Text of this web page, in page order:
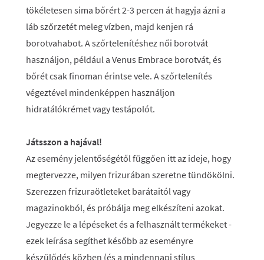
tökéletesen sima bőrért 2-3 percen át hagyja ázni a
láb szőrzetét meleg vízben, majd kenjen rá
borotvahabot. A szőrtelenítéshez női borotvát
használjon, például a Venus Embrace borotvát, és
bőrét csak finoman érintse vele. A szőrtelenítés
végeztével mindenképpen használjon
hidratálókrémet vagy testápolót.
Játsszon a hajával!
Az esemény jelentőségétől függően itt az ideje, hogy
megtervezze, milyen frizurában szeretne tündökölni.
Szerezzen frizuraötleteket barátaitól vagy
magazinokból, és próbálja meg elkészíteni azokat.
Jegyezze le a lépéseket és a felhasznált termékeket -
ezek leírása segíthet később az eseményre
készülődés közben (és a mindennapi stílus